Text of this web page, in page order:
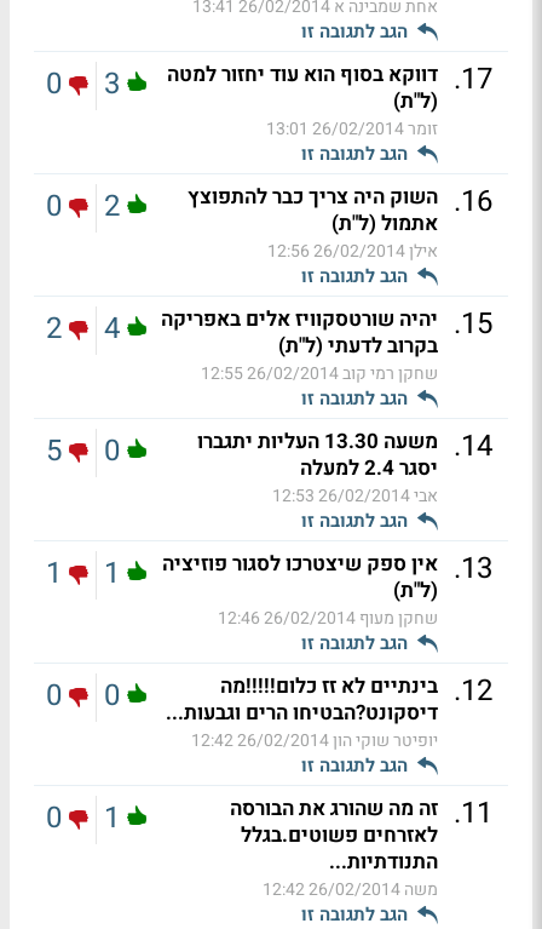
אחת שמבינה א26/02/2014 13:41
הגב לתגובה זו
17
. דווקא בסוף הוא עוד יחזור למטה
(ל"ת)
זומר26/02/2014 13:01
הגב לתגובה זו
3
0
16
. השוק היה צריך כבר להתפוצץ
אתמול (ל"ת)
אילן26/02/2014 12:56
הגב לתגובה זו
2
0
15
. יהיה שורטסקוויז אלים באפריקה
בקרוב לדעתי (ל"ת)
שחקן רמי קוב26/02/2014 12:55
הגב לתגובה זו
4
2
14
.
משעה 13.30 העליות יתגברו
יסגר 2.4 למעלה
אבי26/02/2014 12:53
הגב לתגובה זו
0
5
13
. אין ספק שיצטרכו לסגור פוזיציה
(ל"ת)
שחקן מעוף26/02/2014 12:46
הגב לתגובה זו
1
1
12
. בינתיים לא זז כלום!!!!!מה
דיסקונט?הבטיחו הרים וגבעות...
יופיטר שוקי הון26/02/2014 12:42
הגב לתגובה זו
0
0
11
. זה מה שהורג את הבורסה
לאזרחים פשוטים.בגלל
התנודתיות...
משה26/02/2014 12:42
הגב לתגובה זו
1
0